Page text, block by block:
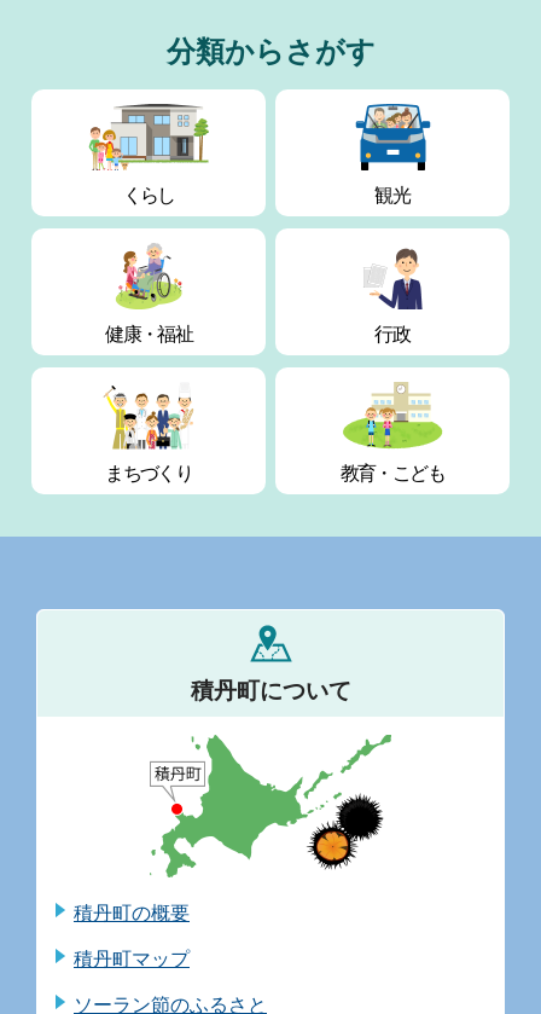
分類からさがす
くらし 観光
健康・福祉 行政
まちづくり 教育・ こども
積丹町について
積丹町の概要
積丹町マップ
ソーラン節のふるさと